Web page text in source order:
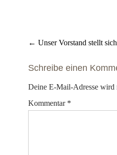
Post
navigation
← Unser Vorstand stellt
Schreibe einen
Deine E-Mail-Adresse wird
Kommentar *